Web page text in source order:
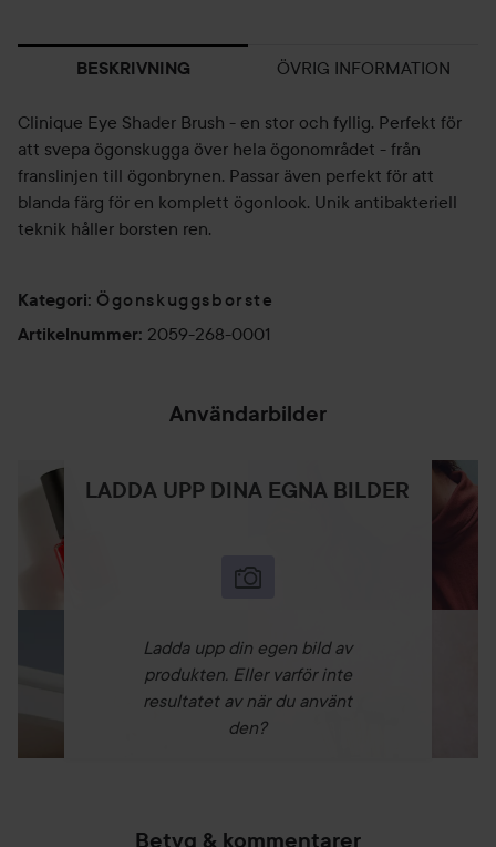
BESKRIVNING ÖVRIG INFORMATION
Clinique Eye Shader Brush - en stor och fyllig. Perfekt för
att svepa ögonskugga över hela ögonområdet - från
franslinjen till ögonbrynen. Passar även perfekt för att
blanda färg för en komplett ögonlook. Unik antibakteriell
teknik håller borsten ren.
Kategori: Ögonskuggsborste
Artikelnummer: 2059-268-0001
Användarbilder
LADDA UPP DINA EGNA BILDER
Ladda upp din egen bild av
produkten. Eller varför inte
resultatet av när du använt
den?
Betyg & kommentarer